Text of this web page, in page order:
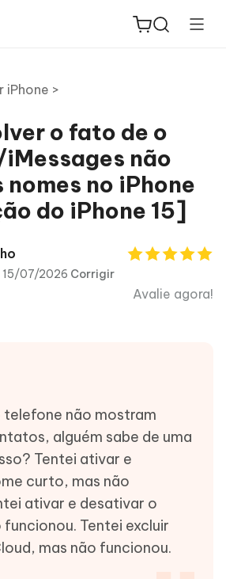
iPhone >
o fato de o
não
no iPhone
do iPhone 15]
15/07/2026 Corrigir
Avalie agora!
telefone não mostram
alguém sabe de uma
Tentei ativar e
curto, mas não
ativar e desativar o
funcionou. Tentei excluir
mas não funcionou.